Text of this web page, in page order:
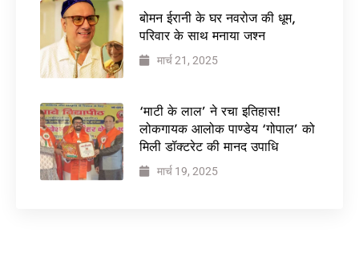
बोमन ईरानी के घर नवरोज की धूम,
परिवार के साथ मनाया जश्न
मार्च 21, 2025
‘माटी के लाल’ ने रचा इतिहास!
लोकगायक आलोक पाण्डेय ‘गोपाल’ को
मिली डॉक्टरेट की मानद उपाधि
मार्च 19, 2025